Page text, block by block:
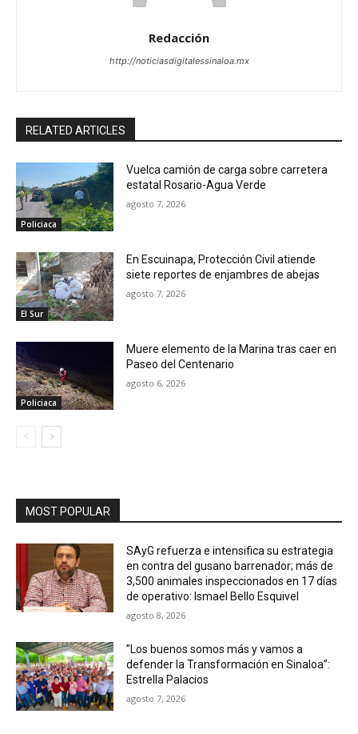
Redacción
http://noticiasdigitalessinaloa.mx
RELATED ARTICLES
Policiaca
Vuelca camión de carga sobre carretera
estatal Rosario-Agua Verde
agosto 7, 2026
El Sur
En Escuinapa, Protección Civil atiende
siete reportes de enjambres de abejas
agosto 7, 2026
Policiaca
Muere elemento de la Marina tras caer en
Paseo del Centenario
agosto 6, 2026
MOST POPULAR
SAyG refuerza e intensifica su estrategia
en contra del gusano barrenador; más de
3,500 animales inspeccionados en 17 días
de operativo: Ismael Bello Esquivel
agosto 8, 2026
”Los buenos somos más y vamos a
defender la Transformación en Sinaloa”:
Estrella Palacios
agosto 7, 2026